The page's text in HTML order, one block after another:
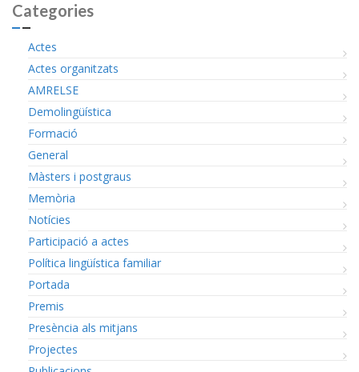
Categories
Actes
Actes organitzats
AMRELSE
Demolingüística
Formació
General
Màsters i postgraus
Memòria
Notícies
Participació a actes
Política lingüística familiar
Portada
Premis
Presència als mitjans
Projectes